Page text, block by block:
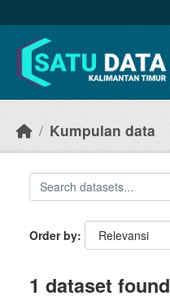
Kumpulan data
Order by
1 dataset found